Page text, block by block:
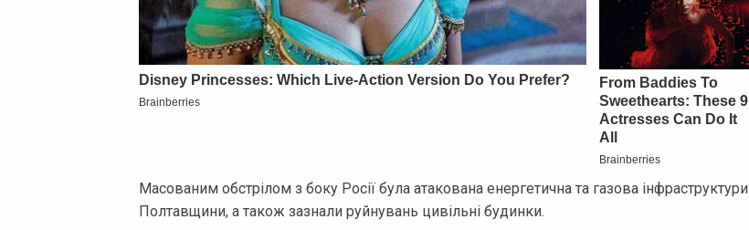
Масованим обстрілом з боку Росії була атакована енергетична та газова інфраструктури
Полтавщини, а також зазнали руйнувань цивільні будинки.